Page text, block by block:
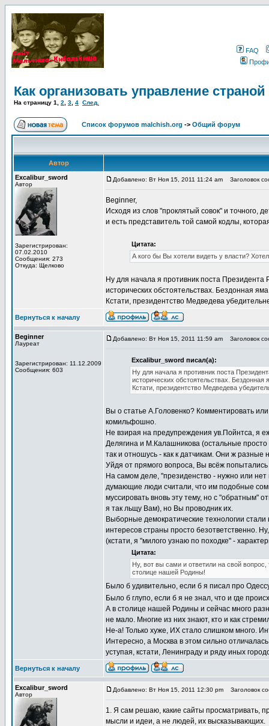
FAQ
Как организовать управление страной
На страницу 1 2 3 4 След.
Список форумов malchish.org -> Общий форум
Автор
Excalibur_sword
Автор
Зарегистрирован:
07.02.2010
Сообщения: 273
Откуда: Щелково
Добавлено: Вт Ноя 15, 2011 11:24 am Заголовок
Beginner,
Исходя из слов "проклятый совок" и точного,
и есть представитель той самой кодлы,
Цитата:
А кого бы Вы хотели видеть у власти?
Ну для начала я противник поста
исторических обстоятельствах. Бездонная
Кстати, президентство Медведева
Вернуться к началу
Beginner
Лауреат
Зарегистрирован: 11.12.2009
Сообщения: 603
Добавлено: Вт Ноя 15, 2011 11:59 am Заголовок
Excalibur_sword писал(а):
Ну для начала я противник поста
исторических обстоятельствах. Бездонная
Кстати, президентство Медведева
Вы о статье А.Головенко? Комментировать
комильфошно.
Не взирая на предупреждения ув.Пойнтса, я
Делягина и М.Калашникова (остальные
так и отношусь - как к датчикам. Они ж
Уйдя от прямого вопроса, Вы всёж
На самом деле, "президенство - нужно или
думающие люди считали, что им подобные
муссировать вновь эту тему, но с "обратным"
я так льщу Вам), но Вы проводник их.
Выборные демократические технологии
интересов страны просто безответственно.
(кстати, я "милого узнаю по походке" -
Цитата:
Ну, вот вы сами и ответили на свой
столице нашей Родины!
Было б удивительно, если б я писал про
Было б глупо, если б я не знал, что и где
А в столице нашей Родины и сейчас много
не мало. Многие из них знают, кто и как
Не-а! Только хуже, ИХ стало слишком много.
Интересно, а Москва в этом сильно
уступая, кстати, Ленинграду и ряду иных
Вернуться к началу
Excalibur_sword
Автор
Добавлено: Вт Ноя 15, 2011 12:30 pm Заголовок
1. Я сам решаю, какие сайты просматривать,
мысли и идеи, а не людей, их высказывающих.